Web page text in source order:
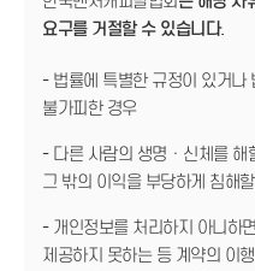
요구를 거절할 수 있습니다.
- 법률에 특별한 규정이 있거나
불가피한 경우
- 다른 사람의 생명ㆍ신체를 해
그 밖의 이익을 부당하게 침해
- 개인정보를 처리하지 아니하
제공하지 못하는 등 계약의 이